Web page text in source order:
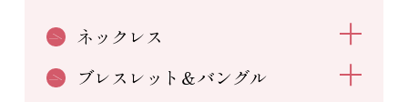
ネックレス
ブレスレット＆バングル